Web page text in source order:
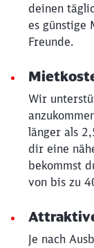
deinen
es günstige
Freunde.
Wir
länger als
dir eine
bekommst
von bis zu
Je nach